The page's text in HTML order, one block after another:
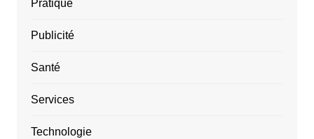
Pratique
Publicité
Santé
Services
Technologie